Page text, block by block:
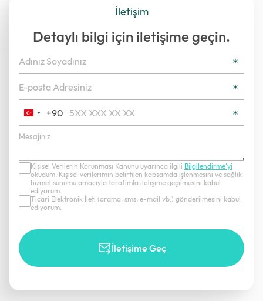
İletişim
Detaylı bilgi için iletişime geçin.
Turkey
+90
+90
Kişisel Verilerin Korunması Kanunu uyarınca ilgili Bilgilendirme’yi
okudum. Kişisel verilerimin belirtilen kapsamda işlenmesini ve sağlık
hizmet sunumu amacıyla tarafımla iletişime geçilmesini kabul
ediyorum.
Ticari Elektronik İleti (arama, sms, e-mail vb.) gönderilmesini kabul
ediyorum.
İletişime Geç